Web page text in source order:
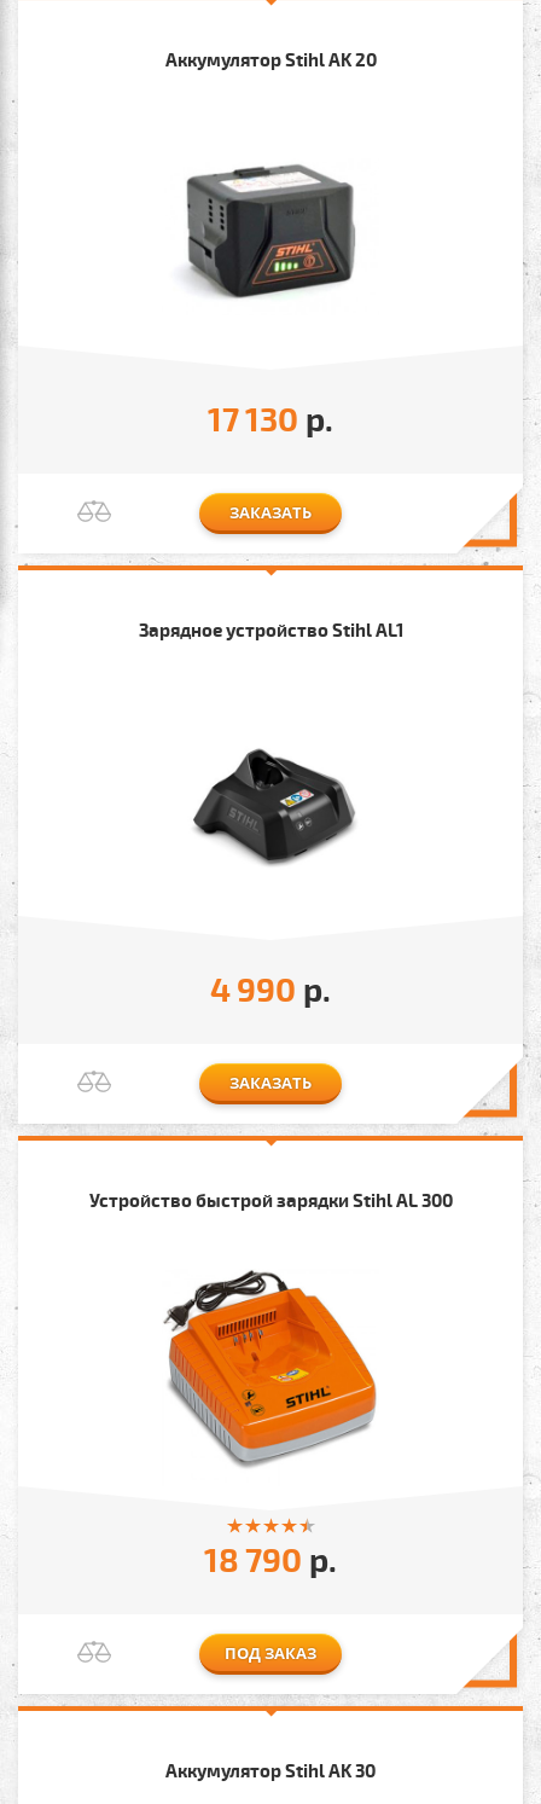
Аккумулятор Stihl AK 20
17 130 р.
ЗАКАЗАТЬ
Зарядное устройство Stihl AL1
4 990 р.
ЗАКАЗАТЬ
Устройство быстрой зарядки Stihl AL 300
18 790 р.
ПОД ЗАКАЗ
Аккумулятор Stihl AK 30